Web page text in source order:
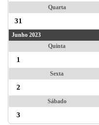
Quarta
31
Junho 2023
Quinta
1
Sexta
2
Sábado
3